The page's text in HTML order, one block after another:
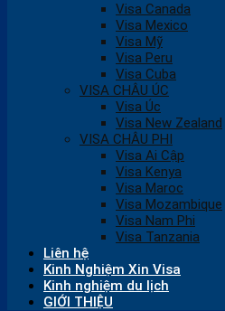
Visa Canada
Visa Mexico
Visa Mỹ
Visa Peru
Visa Cuba
VISA CHÂU ÚC
Visa Úc
Visa New Zealand
VISA CHÂU PHI
Visa Ai Cập
Visa Kenya
Visa Maroc
Visa Mozambique
Visa Nam Phi
Visa Tanzania
Liên hệ
Kinh Nghiệm Xin Visa
Kinh nghiệm du lịch
GIỚI THIỆU